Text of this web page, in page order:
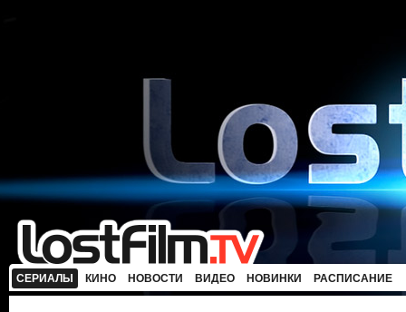
СЕРИАЛЫ КИНО НОВОСТИ ВИДЕО НОВИНКИ РАСПИСАНИЕ